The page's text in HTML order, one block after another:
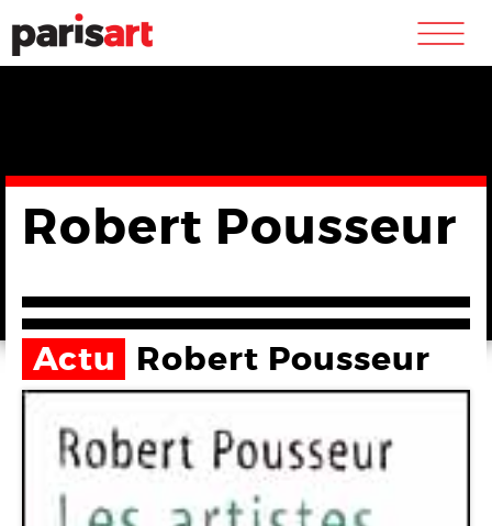
m
Robert Pousseur
Actu Robert Pousseur